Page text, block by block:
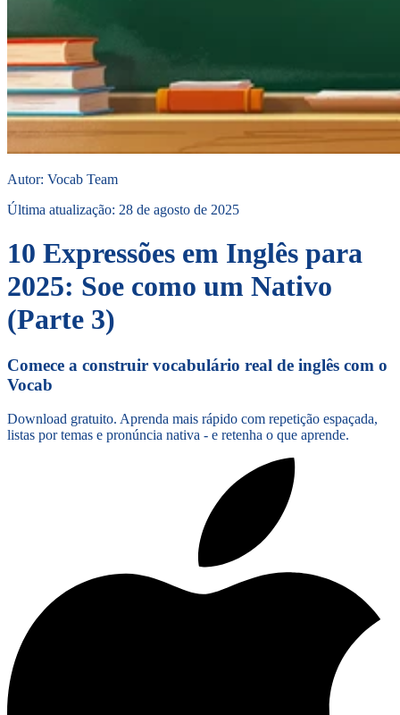
Autor: Vocab Team
Última atualização: 28 de agosto de 2025
10 Expressões em Inglês para
2025: Soe como um Nativo
(Parte 3)
Comece a construir vocabulário real de inglês com o
Vocab
Download gratuito. Aprenda mais rápido com repetição espaçada,
listas por temas e pronúncia nativa - e retenha o que aprende.